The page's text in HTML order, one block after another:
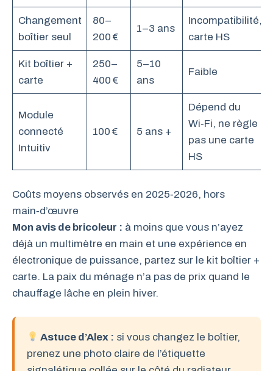
Changement
boîtier seul
80–
200 €
1–3 ans
Incompatibilité,
carte HS
Kit boîtier +
carte
250–
400 €
5–10
ans
Faible
Module
connecté
Intuitiv
100 € 5 ans +
Dépend du
Wi‑Fi, ne règle
pas une carte
HS
Coûts moyens observés en 2025‑2026, hors
main‑d’œuvre
Mon avis de bricoleur : à moins que vous n’ayez
déjà un multimètre en main et une expérience en
électronique de puissance, partez sur le kit boîtier +
carte. La paix du ménage n’a pas de prix quand le
chauffage lâche en plein hiver.
Astuce d’Alex : si vous changez le boîtier,
prenez une photo claire de l’étiquette